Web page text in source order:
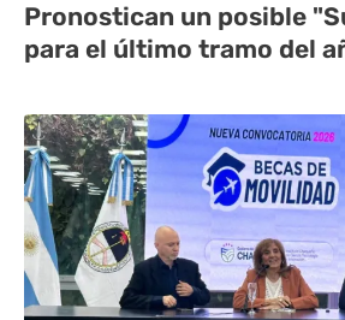
Pronostican un posible
para el último tramo del